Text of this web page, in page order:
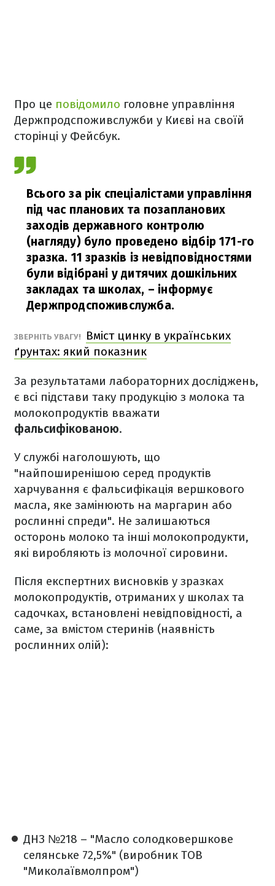
Про це повідомило головне управління
Держпродспоживслужби у Києві на своїй
сторінці у Фейсбук.
Всього за рік спеціалістами управління
під час планових та позапланових
заходів державного контролю
(нагляду) було проведено відбір 171-го
зразка. 11 зразків із невідповідностями
були відібрані у дитячих дошкільних
закладах та школах, – інформує
Держпродспоживслужба.
ЗВЕРНІТЬ УВАГУ!
Вміст цинку в українських
ґрунтах: який показник
За результатами лабораторних досліджень,
є всі підстави таку продукцію з молока та
молокопродуктів вважати
фальсифікованою.
У службі наголошують, що
"найпоширенішою серед продуктів
харчування є фальсифікація вершкового
масла, яке замінюють на маргарин або
рослинні спреди". Не залишаються
осторонь молоко та інші молокопродукти,
які виробляють із молочної сировини.
Після експертних висновків у зразках
молокопродуктів, отриманих у школах та
садочках, встановлені невідповідності, а
саме, за вмістом стеринів (наявність
рослинних олій):
ДНЗ №218 – "Масло солодковершкове
селянське 72,5%" (виробник ТОВ
"Миколаївмолпром")